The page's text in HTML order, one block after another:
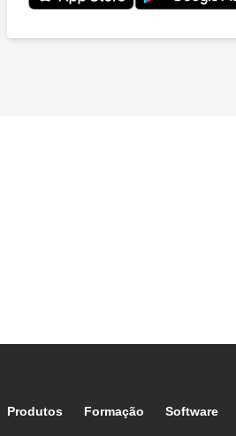
Footer main navigation
Produtos Formação Software